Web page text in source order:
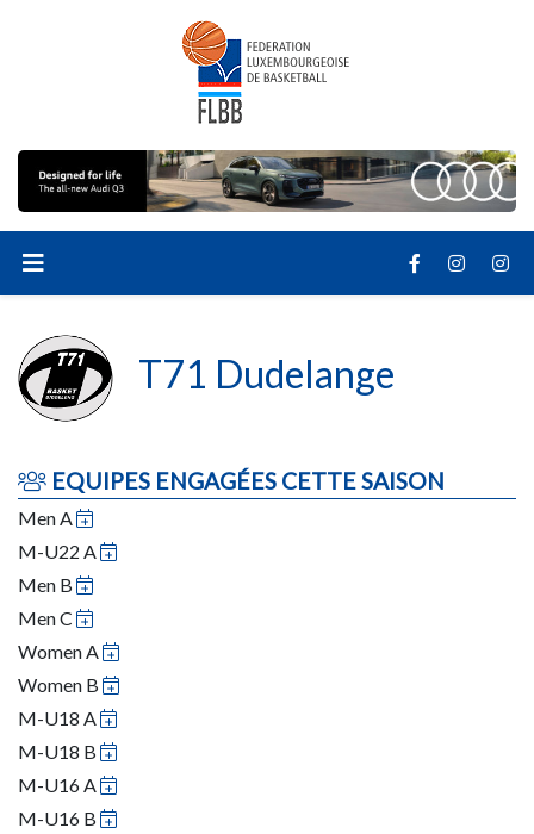
T71 Dudelange
EQUIPES ENGAGÉES CETTE SAISON
Men A
M-U22 A
Men B
Men C
Women A
Women B
M-U18 A
M-U18 B
M-U16 A
M-U16 B